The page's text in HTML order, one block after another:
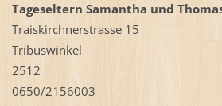
Tageseltern Samantha und
Traiskirchnerstrasse 15
Tribuswinkel
2512
0650/2156003